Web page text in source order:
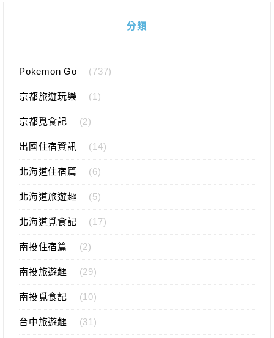
分類
Pokemon Go (737)
京都旅遊玩樂 (1)
京都覓食記 (2)
出國住宿資訊 (14)
北海道住宿篇 (6)
北海道旅遊趣 (5)
北海道覓食記 (17)
南投住宿篇 (2)
南投旅遊趣 (29)
南投覓食記 (10)
台中旅遊趣 (31)